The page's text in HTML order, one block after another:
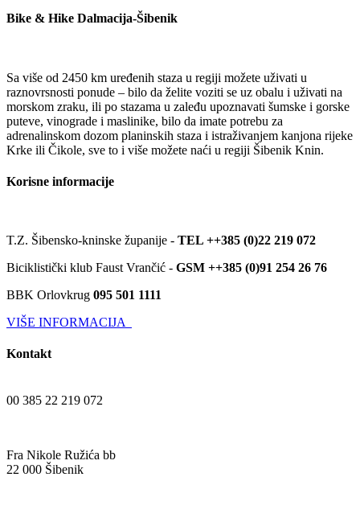
Bike & Hike Dalmacija-Šibenik
Sa više od 2450 km uređenih staza u regiji možete uživati u
raznovrsnosti ponude – bilo da želite voziti se uz obalu i uživati na
morskom zraku, ili po stazama u zaleđu upoznavati šumske i gorske
puteve, vinograde i maslinike, bilo da imate potrebu za
adrenalinskom dozom planinskih staza i istraživanjem kanjona rijeke
Krke ili Čikole, sve to i više možete naći u regiji Šibenik Knin.
Korisne informacije
T.Z. Šibensko-kninske županije - TEL ++385 (0)22 219 072
Biciklistički klub Faust Vrančić - GSM ++385 (0)91 254 26 76
BBK Orlovkrug 095 501 1111
VIŠE INFORMACIJA
Kontakt
00 385 22 219 072
Fra Nikole Ružića bb
22 000 Šibenik